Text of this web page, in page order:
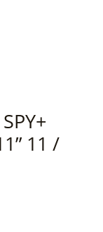
11 /